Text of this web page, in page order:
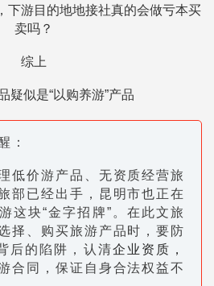
下游目的地地接社真的会做亏本买
卖吗？
综上
疑似是“以购养游”产品
：
低价游产品、无资质经营旅
部已经出手，昆明市也正在
这块“金字招牌”。在此文旅
择、购买旅游产品时，要防
后的陷阱，认清企业资质，
合同，保证自身合法权益不